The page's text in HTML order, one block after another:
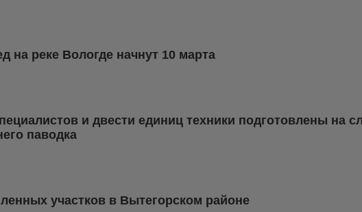
на реке Вологде начнут 10 марта
и двести единиц техники подготовлены на
паводка
участков в Вытегорском районе